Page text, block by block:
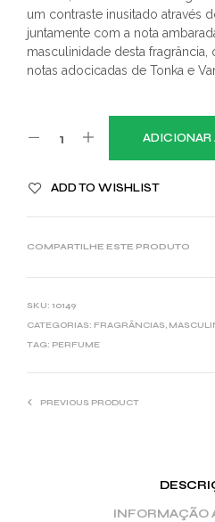
um contraste inusitado através
juntamente com a nota
masculinidade desta
notas adocicadas de Tonka e
ADICIONAR
ADD TO WISHLIST
COMPARTILHE ESTE PRODUTO
SKU: 10149
CATEGORIAS: FRAGRÂNCIAS,
TAG: PERFUME
PREVIOUS PRODUCT
INFORMAÇÃO